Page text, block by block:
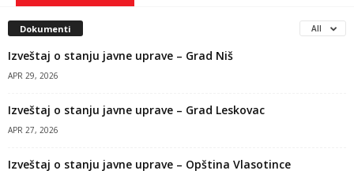
Dokumenti All
Izveštaj o stanju javne uprave – Grad Niš
APR 29, 2026
Izveštaj o stanju javne uprave – Grad Leskovac
APR 27, 2026
Izveštaj o stanju javne uprave – Opština Vlasotince